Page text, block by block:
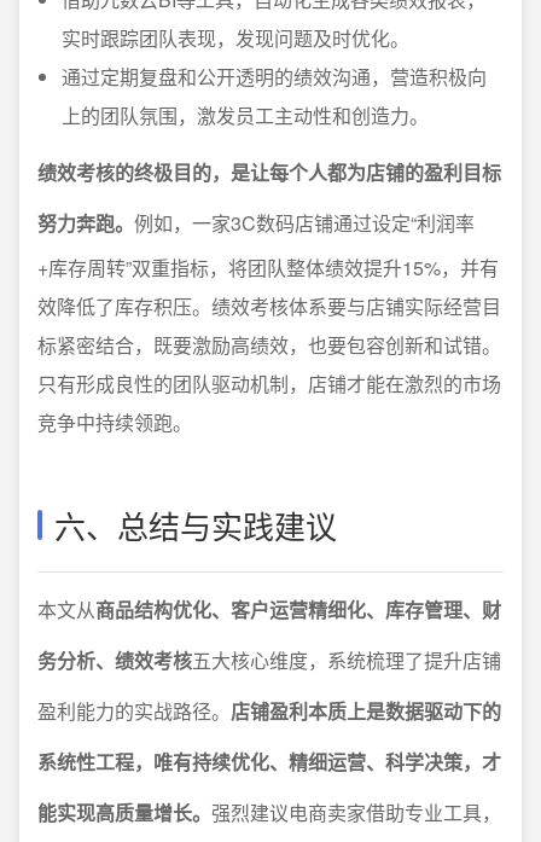
实时跟踪团队表现，发现问题及时优化。
通过定期复盘和公开透明的绩效沟通，营造积极向
上的团队氛围，激发员工主动性和创造力。
绩效考核的终极目的，是让每个人都为店铺的盈利目标
努力奔跑。 例如，一家3C数码店铺通过设定“利润率
+库存周转”双重指标，将团队整体绩效提升15%，并有
效降低了库存积压。绩效考核体系要与店铺实际经营目
标紧密结合，既要激励高绩效，也要包容创新和试错。
只有形成良性的团队驱动机制，店铺才能在激烈的市场
竞争中持续领跑。
六、总结与实践建议
本文从商品结构优化、客户运营精细化、库存管理、财
务分析、绩效考核五大核心维度，系统梳理了提升店铺
盈利能力的实战路径。 店铺盈利本质上是数据驱动下的
系统性工程，唯有持续优化、精细运营、科学决策，才
能实现高质量增长。 强烈建议电商卖家借助专业工具，